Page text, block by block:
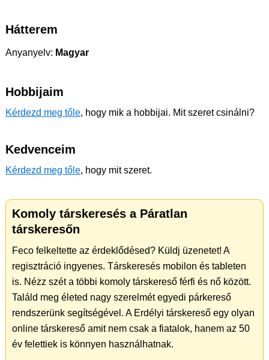
Hátterem
Anyanyelv: Magyar
Hobbijaim
Kérdezd meg tőle, hogy mik a hobbijai. Mit szeret csinálni?
Kedvenceim
Kérdezd meg tőle, hogy mit szeret.
Komoly társkeresés a Páratlan
társkeresőn
Feco felkeltette az érdeklődésed? Küldj üzenetet! A
regisztráció ingyenes. Társkeresés mobilon és tableten
is. Nézz szét a többi komoly társkereső férfi és nő között.
Találd meg életed nagy szerelmét egyedi párkereső
rendszerünk segítségével. A Erdélyi társkereső egy olyan
online társkereső amit nem csak a fiatalok, hanem az 50
év felettiek is könnyen használhatnak.